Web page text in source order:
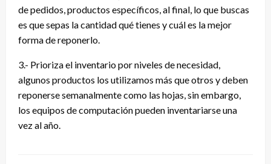
de pedidos, productos específicos, al final, lo que buscas
es que sepas la cantidad qué tienes y cuál es la mejor
forma de reponerlo.
3.- Prioriza el inventario por niveles de necesidad,
algunos productos los utilizamos más que otros y deben
reponerse semanalmente como las hojas, sin embargo,
los equipos de computación pueden inventariarse una
vez al año.